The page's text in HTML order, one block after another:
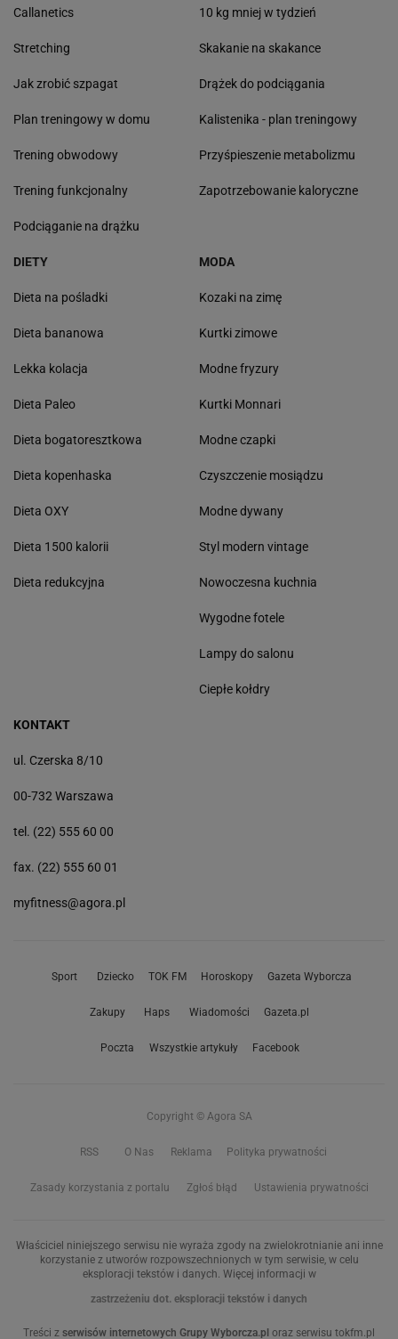
Callanetics
Stretching
Jak zrobić szpagat
Plan treningowy w domu
Trening obwodowy
Trening funkcjonalny
Podciąganie na drążku
10 kg mniej w tydzień
Skakanie na skakance
Drążek do podciągania
Kalistenika - plan treningowy
Przyśpieszenie metabolizmu
Zapotrzebowanie kaloryczne
DIETY
Dieta na pośladki
Dieta bananowa
Lekka kolacja
Dieta Paleo
Dieta bogatoresztkowa
Dieta kopenhaska
Dieta OXY
Dieta 1500 kalorii
Dieta redukcyjna
MODA
Kozaki na zimę
Kurtki zimowe
Modne fryzury
Kurtki Monnari
Modne czapki
Czyszczenie mosiądzu
Modne dywany
Styl modern vintage
Nowoczesna kuchnia
Wygodne fotele
Lampy do salonu
Ciepłe kołdry
KONTAKT
ul. Czerska 8/10
00-732 Warszawa
tel. (22) 555 60 00
fax. (22) 555 60 01
myfitness@agora.pl
Sport Dziecko TOK FM Horoskopy Gazeta Wyborcza
Zakupy Haps Wiadomości Gazeta.pl
Poczta Wszystkie artykuły Facebook
Copyright © Agora SA
RSS O Nas Reklama Polityka prywatności
Zasady korzystania z portalu Zgłoś błąd Ustawienia prywatności
Właściciel niniejszego serwisu nie wyraża zgody na zwielokrotnianie ani inne
korzystanie z utworów rozpowszechnionych w tym serwisie, w celu
eksploracji tekstów i danych. Więcej informacji w
zastrzeżeniu dot. eksploracji tekstów i danych
Treści z serwisów internetowych Grupy Wyborcza.pl oraz serwisu tokfm.pl